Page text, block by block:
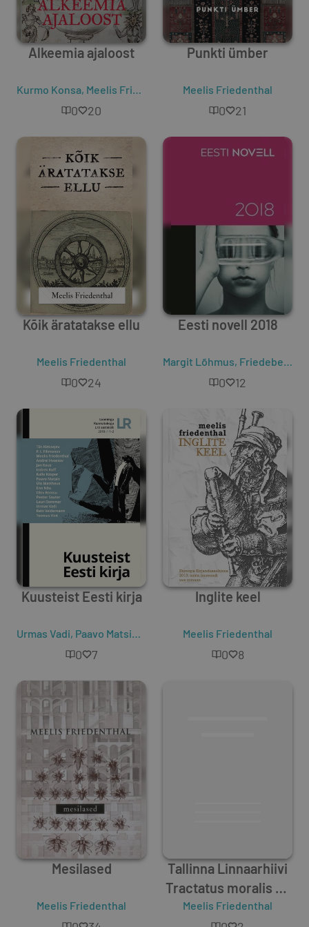
Alkeemia ajaloost
Kurmo Konsa, Meelis Friedenthal
0 20
Punkti ümber
Meelis Friedenthal
0 21
Kõik äratatakse ellu
Meelis Friedenthal
0 24
Eesti novell 2018
Margit Lõhmus, Friedebert Tuglas
0 12
Kuusteist Eesti kirja
Urmas Vadi, Paavo Matsin Andrei Hvostov ,Olev Remsu
0 7
Inglite keel
Meelis Friedenthal
0 8
Mesilased
Meelis Friedenthal
Tallinna Linnaarhiivi
Tractatus moralis de
oculo
Meelis Friedenthal